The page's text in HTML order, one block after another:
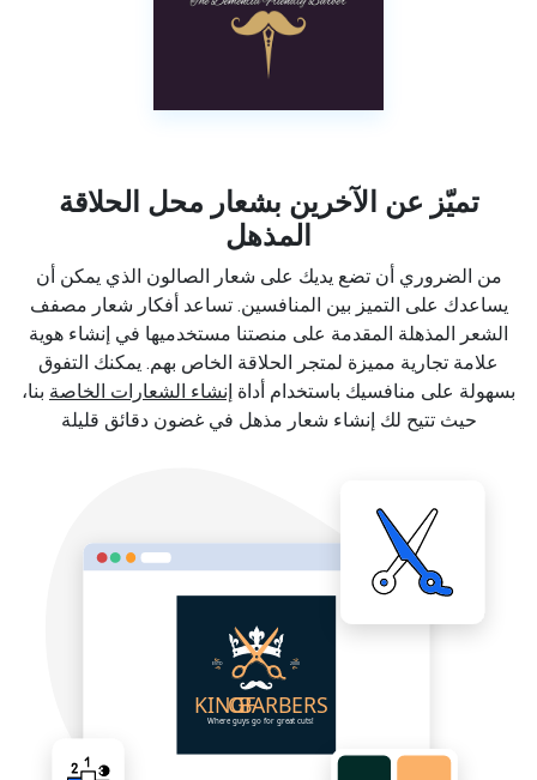
تميّز عن الآخرين بشعار محل الحلاقة
المذهل
من الضروري أن تضع يديك على شعار الصالون الذي يمكن أن
يساعدك على التميز بين المنافسين. تساعد أفكار شعار مصفف
الشعر المذهلة المقدمة على منصتنا مستخدميها في إنشاء هوية
علامة تجارية مميزة لمتجر الحلاقة الخاص بهم. يمكنك التفوق
بسهولة على منافسيك باستخدام أداة إنشاء الشعارات الخاصة بنا،
حيث تتيح لك إنشاء شعار مذهل في غضون دقائق قليلة